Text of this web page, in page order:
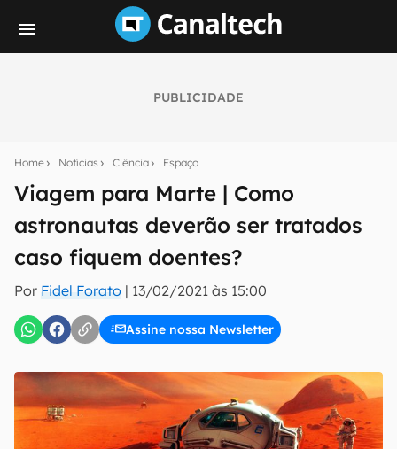
PUBLICIDADE
Home Notícias Ciência Espaço
Viagem para Marte | Como
astronautas deverão ser tratados
caso fiquem doentes?
Por Fidel Forato | 13/02/2021 às 15:00
Assine nossa Newsletter
notícias e reviews sobre tecnologia em primeira
E-mail
inscreva-se
Uso e Política de Privacidade do Canaltech.